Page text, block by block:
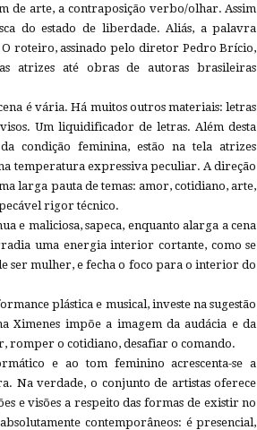
de arte, a contraposição verbo/olhar. Assim
do estado de liberdade. Aliás, a palavra
roteiro, assinado pelo diretor Pedro Brício,
atrizes até obras de autoras brasileiras
é vária. Há muitos outros materiais: letras
Um liquidificador de letras. Além desta
condição feminina, estão na tela atrizes
temperatura expressiva peculiar. A direção
larga pauta de temas: amor, cotidiano, arte,
rigor técnico.
e maliciosa, sapeca, enquanto alarga a cena
uma energia interior cortante, como se
ser mulher, e fecha o foco para o interior do
plástica e musical, investe na sugestão
Ximenes impõe a imagem da audácia e da
romper o cotidiano, desafiar o comando.
e ao tom feminino acrescenta-se a
Na verdade, o conjunto de artistas oferece
e visões a respeito das formas de existir no
contemporâneos: é presencial,